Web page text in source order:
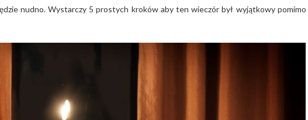
nudno. Wystarczy 5 prostych kroków aby ten wieczór był wyjątkowy pomimo